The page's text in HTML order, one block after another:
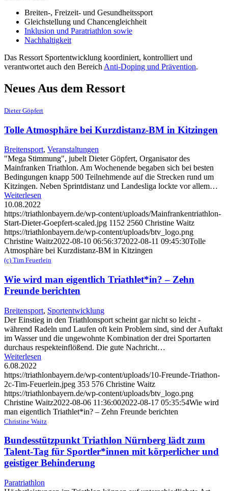
Breiten-, Freizeit- und Gesundheitssport
Gleichstellung und Chancengleichheit
Inklusion und Paratriathlon sowie
Nachhaltigkeit
Das Ressort Sportentwicklung koordiniert, kontrolliert und
verantwortet auch den Bereich Anti-Doping und Prävention.
Neues Aus dem Ressort
Dieter Göpfert
Tolle Atmosphäre bei Kurzdistanz-BM in Kitzingen
Breitensport, Veranstaltungen
"Mega Stimmung", jubelt Dieter Göpfert, Organisator des
Mainfranken Triathlon. Am Wochenende begaben sich bei besten
Bedingungen knapp 500 Teilnehmende auf die Strecken rund um
Kitzingen. Neben Sprintdistanz und Landesliga lockte vor allem…
Weiterlesen
10.08.2022
https://triathlonbayern.de/wp-content/uploads/Mainfrankentriathlon-
Start-Dieter-Goepfert-scaled.jpg 1152 2560 Christine Waitz
https://triathlonbayern.de/wp-content/uploads/btv_logo.png
Christine Waitz2022-08-10 06:56:372022-08-11 09:45:30Tolle
Atmosphäre bei Kurzdistanz-BM in Kitzingen
(c) Tim Feuerlein
Wie wird man eigentlich Triathlet*in? – Zehn
Freunde berichten
Breitensport, Sportentwicklung
Der Einstieg in den Triathlonsport scheint gar nicht so leicht -
während Radeln und Laufen oft kein Problem sind, sind der Auftakt
im Wasser und die ungewohnte Kombination der drei Sportarten
durchaus respekteinflößend. Die gute Nachricht…
Weiterlesen
6.08.2022
https://triathlonbayern.de/wp-content/uploads/10-Freunde-Triathon-
2c-Tim-Feuerlein.jpeg 353 576 Christine Waitz
https://triathlonbayern.de/wp-content/uploads/btv_logo.png
Christine Waitz2022-08-06 11:36:002022-08-17 05:35:54Wie wird
man eigentlich Triathlet*in? – Zehn Freunde berichten
Christine Waitz
Bundesstützpunkt Triathlon Nürnberg lädt zum
Talent-Tag für Sportler*innen mit körperlicher und
geistiger Behinderung
Paratriathlon